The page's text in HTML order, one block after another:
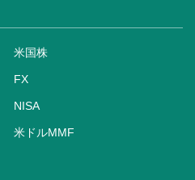
米国株
FX
NISA
米ドルMMF